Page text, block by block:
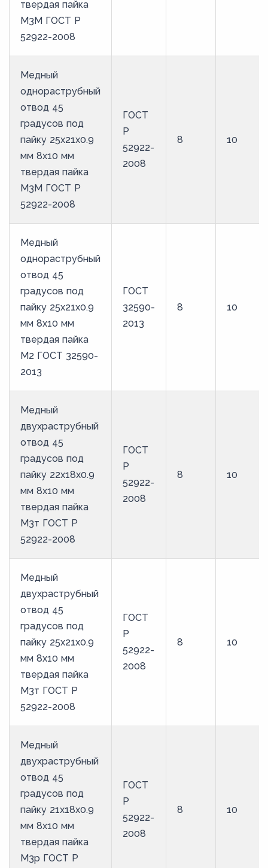
твердая пайка
М3М ГОСТ Р
52922-2008
Медный
однораструбный
отвод 45
градусов под
пайку 25х21х0.9
мм 8х10 мм
твердая пайка
М3М ГОСТ Р
52922-2008
ГОСТ
Р
52922-
2008
8 10
Медный
однораструбный
отвод 45
градусов под
пайку 25х21х0.9
мм 8х10 мм
твердая пайка
М2 ГОСТ 32590-
2013
ГОСТ
32590-
2013
8 10
Медный
двухраструбный
отвод 45
градусов под
пайку 22х18х0.9
мм 8х10 мм
твердая пайка
М3т ГОСТ Р
52922-2008
ГОСТ
Р
52922-
2008
8 10
Медный
двухраструбный
отвод 45
градусов под
пайку 25х21х0.9
мм 8х10 мм
твердая пайка
М3т ГОСТ Р
52922-2008
ГОСТ
Р
52922-
2008
8 10
Медный
двухраструбный
отвод 45
градусов под
пайку 21х18х0.9
мм 8х10 мм
твердая пайка
М3р ГОСТ Р
ГОСТ
Р
52922-
2008
8 10